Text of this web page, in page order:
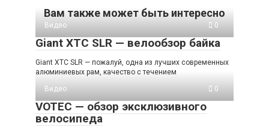
Вам также может быть интересно
Видео 0
Giant XTC SLR — велообзор байка
Giant XTC SLR — пожалуй, одна из лучших современных
алюминиевых рам, качество с течением
Видео
0
VOTEC — обзор эксклюзивного
велосипеда